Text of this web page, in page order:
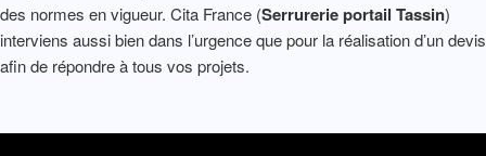
des normes en vigueur. Cita France (Serrurerie portail Tassin)
interviens aussi bien dans l’urgence que pour la réalisation d’un devis
afin de répondre à tous vos projets.